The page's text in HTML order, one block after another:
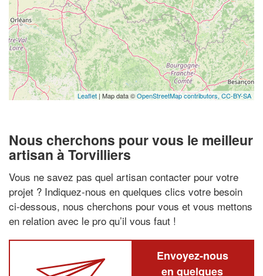
Leaflet | Map data ©OpenStreetMap contributors, CC-BY-SA
Nous cherchons pour vous le meilleur
artisan à Torvilliers
Vous ne savez pas quel artisan contacter pour votre
projet ? Indiquez-nous en quelques clics votre besoin
ci-dessous, nous cherchons pour vous et vous mettons
en relation avec le pro qu’il vous faut !
Envoyez-nous
en quelques